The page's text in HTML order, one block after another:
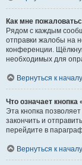
Как мне
Рядом с каждым
отправки жалобы на
конференции.
необходимых для
Вернуться к началу
Что означает
Эта кнопка
закончить и
перейдите в
Вернуться к началу